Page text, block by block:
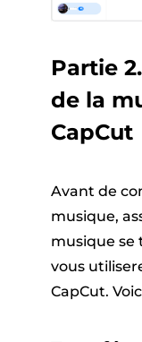
Partie
de la
CapCut
Avant de
musique,
musique se
vous
CapCut.